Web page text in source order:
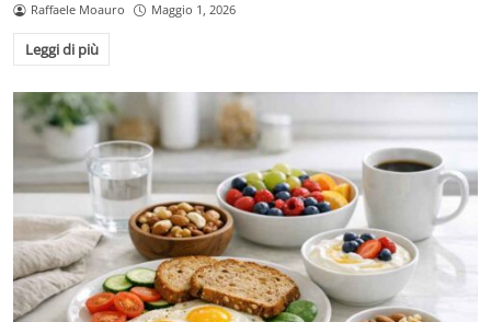
Raffaele Moauro Maggio 1, 2026
Leggi di più